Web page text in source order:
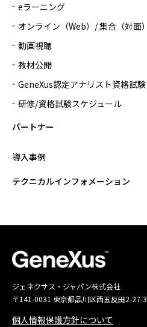
eラーニング
オンライン（Web）/ 集合（対面）
動画視聴
教材公開
GeneXus認定アナリスト資格試験
研修/資格試験スケジュール
パートナー
導入事例
テクニカルインフォメーション
ジェネクサス・ジャパン株式会社
〒141-0031 東京都品川区西五反田2-27-3
個人情報保護方針について